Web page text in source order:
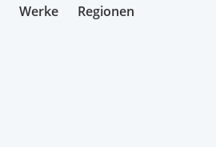
Werke Regionen